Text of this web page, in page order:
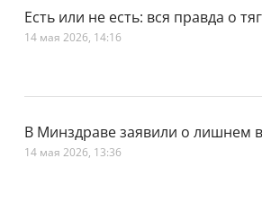
Есть или не есть: вся правда о
14 мая 2026, 14:16
В Минздраве заявили о лишнем
14 мая 2026, 13:36